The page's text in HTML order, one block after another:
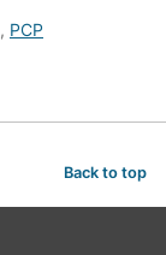
, PCP
Back to top